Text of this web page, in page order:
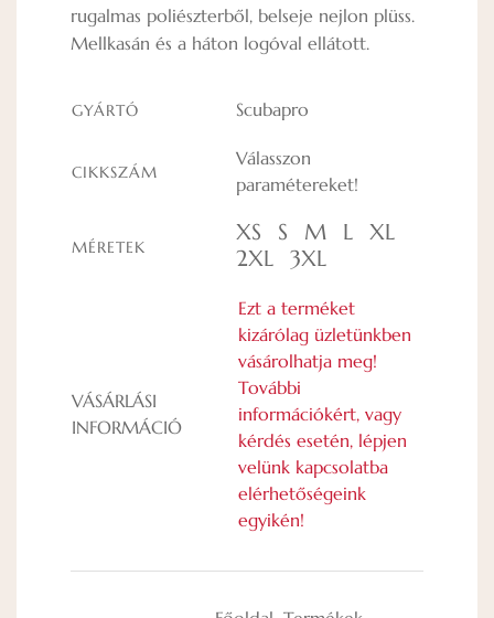
rugalmas poliészterből, belseje nejlon plüss.
Mellkasán és a háton logóval ellátott.
GYÁRTÓ Scubapro
CIKKSZÁM
Válasszon
paramétereket!
MÉRETEK
XS S M L XL
2XL 3XL
VÁSÁRLÁSI
INFORMÁCIÓ
Ezt a terméket
kizárólag üzletünkben
vásárolhatja meg!
További
információkért, vagy
kérdés esetén, lépjen
velünk kapcsolatba
elérhetőségeink
egyikén!